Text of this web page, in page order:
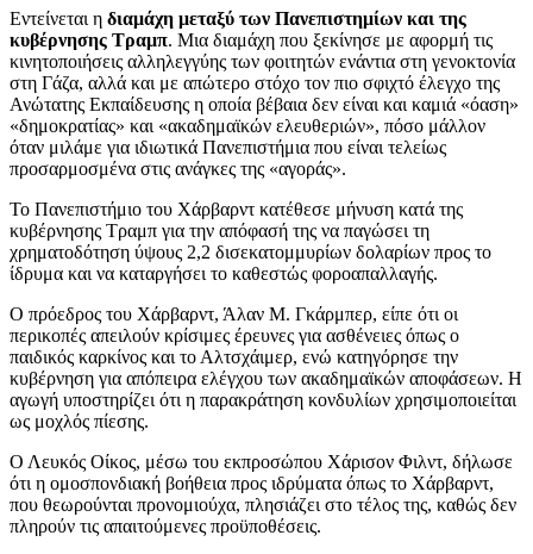
Εντείνεται η διαμάχη μεταξύ των Πανεπιστημίων και της
κυβέρνησης Τραμπ. Μια διαμάχη που ξεκίνησε με αφορμή τις
κινητοποιήσεις αλληλεγγύης των φοιτητών ενάντια στη γενοκτονία
στη Γάζα, αλλά και με απώτερο στόχο τον πιο σφιχτό έλεγχο της
Ανώτατης Εκπαίδευσης η οποία βέβαια δεν είναι και καμιά «όαση»
«δημοκρατίας» και «ακαδημαϊκών ελευθεριών», πόσο μάλλον
όταν μιλάμε για ιδιωτικά Πανεπιστήμια που είναι τελείως
προσαρμοσμένα στις ανάγκες της «αγοράς».
Το Πανεπιστήμιο του Χάρβαρντ κατέθεσε μήνυση κατά της
κυβέρνησης Τραμπ για την απόφασή της να παγώσει τη
χρηματοδότηση ύψους 2,2 δισεκατομμυρίων δολαρίων προς το
ίδρυμα και να καταργήσει το καθεστώς φοροαπαλλαγής.
Ο πρόεδρος του Χάρβαρντ, Άλαν Μ. Γκάρμπερ, είπε ότι οι
περικοπές απειλούν κρίσιμες έρευνες για ασθένειες όπως ο
παιδικός καρκίνος και το Αλτσχάιμερ, ενώ κατηγόρησε την
κυβέρνηση για απόπειρα ελέγχου των ακαδημαϊκών αποφάσεων. Η
αγωγή υποστηρίζει ότι η παρακράτηση κονδυλίων χρησιμοποιείται
ως μοχλός πίεσης.
Ο Λευκός Οίκος, μέσω του εκπροσώπου Χάρισον Φιλντ, δήλωσε
ότι η ομοσπονδιακή βοήθεια προς ιδρύματα όπως το Χάρβαρντ,
που θεωρούνται προνομιούχα, πλησιάζει στο τέλος της, καθώς δεν
πληρούν τις απαιτούμενες προϋποθέσεις.